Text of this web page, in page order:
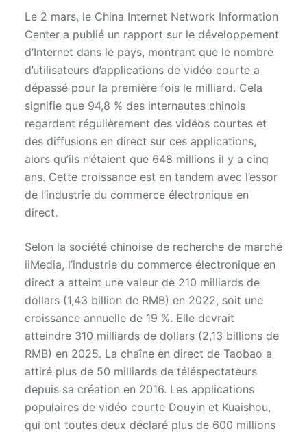
Le 2 mars, le China Internet Network Information
Center a publié un rapport sur le développement
d’Internet dans le pays, montrant que le nombre
d’utilisateurs d’applications de vidéo courte a
dépassé pour la première fois le milliard. Cela
signifie que 94,8 % des internautes chinois
regardent régulièrement des vidéos courtes et
des diffusions en direct sur ces applications,
alors qu’ils n’étaient que 648 millions il y a cinq
ans. Cette croissance est en tandem avec l’essor
de l’industrie du commerce électronique en
direct.
Selon la société chinoise de recherche de marché
iiMedia, l’industrie du commerce électronique en
direct a atteint une valeur de 210 milliards de
dollars (1,43 billion de RMB) en 2022, soit une
croissance annuelle de 19 %. Elle devrait
atteindre 310 milliards de dollars (2,13 billions de
RMB) en 2025. La chaîne en direct de Taobao a
attiré plus de 50 milliards de téléspectateurs
depuis sa création en 2016. Les applications
populaires de vidéo courte Douyin et Kuaishou,
qui ont toutes deux déclaré plus de 600 millions